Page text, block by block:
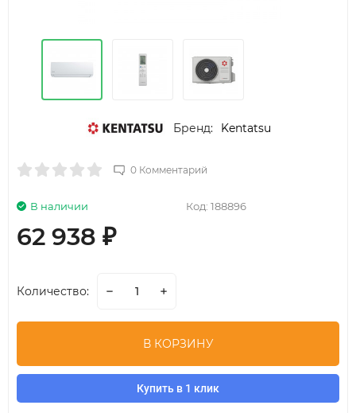
Бренд: Kentatsu
0 Комментарий
Код: 188896
В наличии
62 938 ₽
Количество:
В КОРЗИНУ
Купить в 1 клик